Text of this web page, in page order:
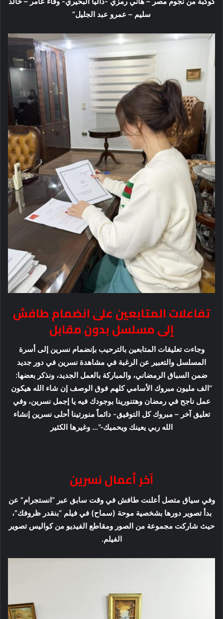
سليم – عمرو عبد الجليل”
تفاعلات المتابعين على انضمام طافش
إلى مسلسل بدون مقابل
وجاءت تعليقات المتابعين بالترحيب بإنضمام نسرين إلى أسرة
المسلسل والتعبير عن الرغبة في مشاهدة نسرين في دور جديد
ضمن السباق الرمضاني، والمباركة بالعمل الجديد، ونذكر بعضها:
“الف مليون مبروك الأسامي كلهم فوق الوصف إن شاء الله هيكون
عمل ناجح في رمضان وهتنورينا بوجودك فيه يا إجمل نسرين، وفي
تعليق آخر – مبروك كل التوفيق- دائماً منورتينا أحلى نسرين إنشاء
الله ربي يعينك ويحميك-“… وغيرها الكثير
آخر أعمال نسرين
وفي سياق متصل أعلنت طافش في وقت سابق عبر “انستجرام” عن
بدأ تصوير دورها بشخصية موحة (سماح) في فيلم “بنقدر ظروفك”،
حيث شاركت مجموعة من الصور ومقاطع الفيديو من كواليس تصوير
الفيلم.